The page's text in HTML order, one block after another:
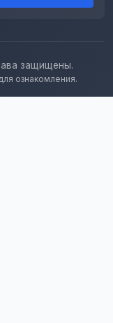
защищены.
ознакомления.